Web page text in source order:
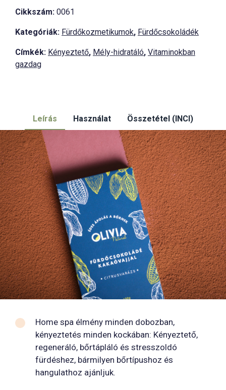
Cikkszám: 0061
Kategóriák: Fürdőkozmetikumok, Fürdőcsokoládék
Címkék: Kényeztető, Mély-hidratáló, Vitaminokban
gazdag
Leírás Használat Összetétel (INCI)
Home spa élmény minden dobozban,
kényeztetés minden kockában: Kényeztető,
regeneráló, bőrtápláló és stresszoldó
fürdéshez, bármilyen bőrtípushoz és
hangulathoz ajánljuk.